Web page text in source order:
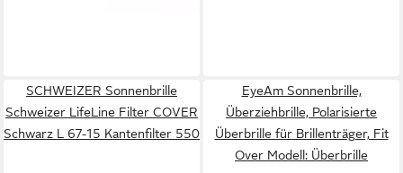
SCHWEIZER Sonnenbrille
Schweizer LifeLine Filter COVER
Schwarz L 67-15 Kantenfilter 550
EyeAm Sonnenbrille,
Überziehbrille, Polarisierte
Überbrille für Brillenträger, Fit
Over Modell: Überbrille